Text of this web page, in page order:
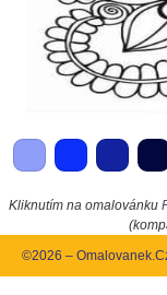
Kliknutím na omalovánku
©2026 –